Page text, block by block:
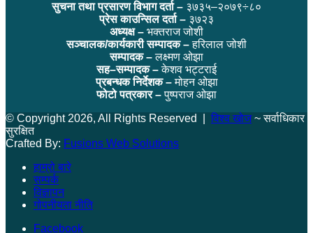
सुचना तथा प्रसारण विभाग दर्ता – ३७३५–२०७९÷८०
प्रेस काउन्सिल दर्ता – ३७२३
अध्यक्ष – भक्तराज जोशी
सञ्चालक/कार्यकारी सम्पादक –हरिलाल जोशी
सम्पादक –लक्ष्मण ओझा
सह–सम्पादक –केशव भट्टराई
प्रबन्धक निर्देशक –मोहन ओझा
फोटो पत्रकार –पुष्पराज ओझा
© Copyright 2026, All Rights Reserved | विश्व खोज~ सर्वाधिकार
सुरक्षित
Crafted By: Fusions Web Solutions
हाम्रो बारे
सम्पर्क
विज्ञापन
गोपनीयता नीति
Facebook